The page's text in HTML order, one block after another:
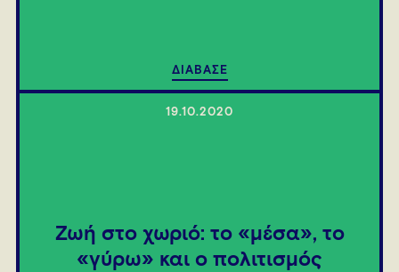
ΔΙΑΒΑΣΕ
19.10.2020
Ζωή στο χωριό: το «μέσα», το
«γύρω» και ο πολιτισμός